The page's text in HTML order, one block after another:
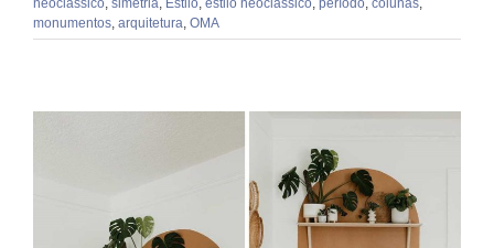
neoclássico, simetria, Estilo, estilo neoclássico, período, colunas,
monumentos, arquitetura, OMA